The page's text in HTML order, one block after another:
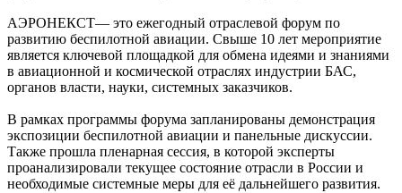
АЭРОНЕКСТ— это ежегодный отраслевой форум по
развитию беспилотной авиации. Свыше 10 лет мероприятие
является ключевой площадкой для обмена идеями и знаниями
в авиационной и космической отраслях индустрии БАС,
органов власти, науки, системных заказчиков.
В рамках программы форума запланированы демонстрация
экспозиции беспилотной авиации и панельные дискуссии.
Также прошла пленарная сессия, в которой эксперты
проанализировали текущее состояние отрасли в России и
необходимые системные меры для её дальнейшего развития.